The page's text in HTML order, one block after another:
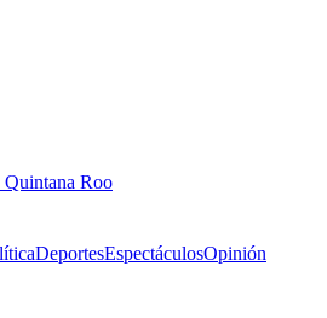
Roo
DeportesEspectáculosOpinión